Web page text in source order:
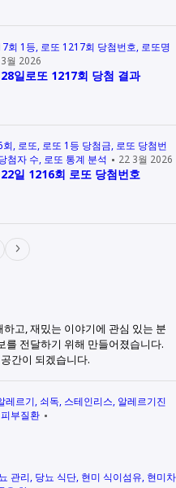
회 1등 로또 1217회 당첨번호 로또명
월 2026
일로또 1217회 당첨 결과
회 로또 로또 1등 당첨금 로또 당첨번
첨자 수 로또 통계 분석 22 3월 2026
일 1216회 로또 당첨번호
고, 재밌는 이야기에 관심 있는 분
를 전달하기 위해 만들어졌습니다.
간이 되겠습니다.
레르기 쇠독 스테인리스 알레르기진
피부질환
관리 당뇨 식단 현미 식이섬유 현미차